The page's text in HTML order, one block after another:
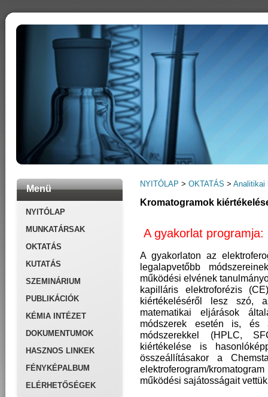
Menü
NYITÓLAP
MUNKATÁRSAK
OKTATÁS
KUTATÁS
SZEMINÁRIUM
PUBLIKÁCIÓK
KÉMIA INTÉZET
DOKUMENTUMOK
HASZNOS LINKEK
FÉNYKÉPALBUM
ELÉRHETŐSÉGEK
NYITÓLAP > OKTATÁS > Analitikai
Kromatogramok
A gyakorlat programja:
A gyakorlaton az
legalapvetőbb
működési elvének
kapilláris elektroforézis
kiértékeléséről lesz szó,
matematikai eljárások
módszerek esetén is, és
módszerekkel (HPLC,
kiértékelése is
összeállításakor a
elektroferogram/
működési sajátosságait